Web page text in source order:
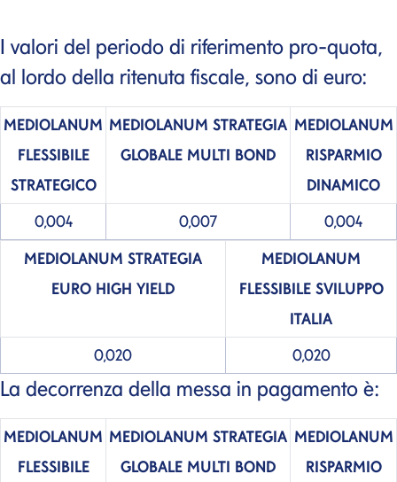
I valori del periodo di riferimento pro-quota,
al lordo della ritenuta fiscale, sono di euro:
MEDIOLANUM
FLESSIBILE
STRATEGICO
MEDIOLANUM STRATEGIA
GLOBALE MULTI BOND
MEDIOLANUM
RISPARMIO
DINAMICO
0,004
0,007
0,004
MEDIOLANUM STRATEGIA
EURO HIGH YIELD
MEDIOLANUM
FLESSIBILE SVILUPPO
ITALIA
0,020
0,020
La decorrenza della messa in pagamento è:
MEDIOLANUM
FLESSIBILE
MEDIOLANUM STRATEGIA
GLOBALE MULTI BOND
MEDIOLANUM
RISPARMIO